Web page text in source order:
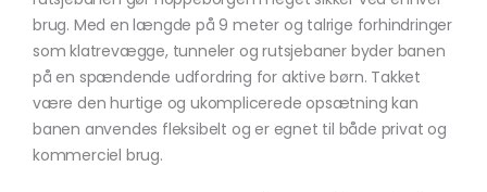
brug. Med en længde på 9 meter og talrige forhindringer
som klatrevægge, tunneler og rutsjebaner byder banen
på en spændende udfordring for aktive børn. Takket
være den hurtige og ukomplicerede opsætning kan
banen anvendes fleksibelt og er egnet til både privat og
kommerciel brug.